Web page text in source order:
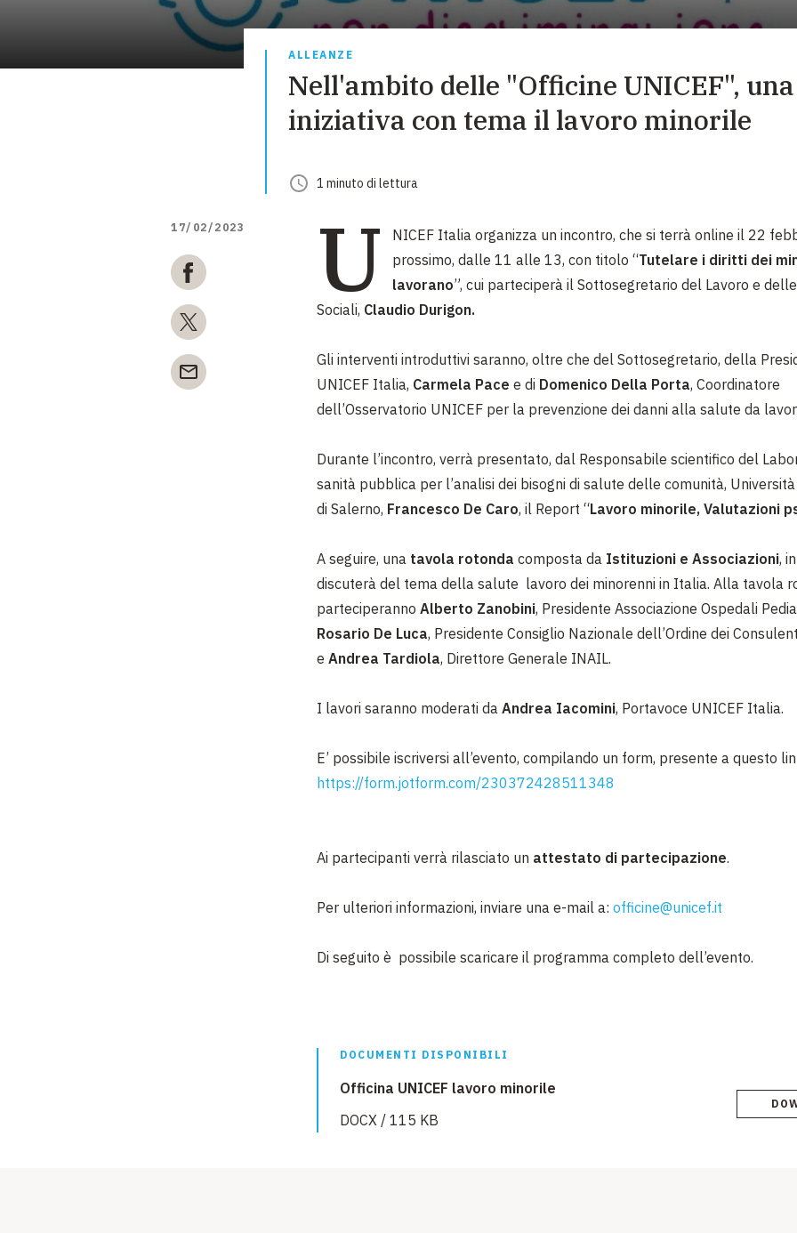
EMERGENZE
DIVERSI MODI PER DONARE. SCEGLI IL PIÙ
ALLEANZE
Nell'ambito delle "Officine UNICEF",
iniziativa con tema il lavoro minorile
1 minuto di lettura
17/02/2023 U
NICEF Italia organizza un incontro, che si terrà online il 22
prossimo, dalle 11 alle 13, con titolo “Tutelare i diritti dei
lavorano”, cui parteciperà il Sottosegretario del Lavoro e
Sociali, Claudio Durigon.
Gli interventi introduttivi saranno, oltre che del Sottosegretario, della
UNICEF Italia, Carmela Pace e di Domenico Della Porta, Coordinatore
dell’Osservatorio UNICEF per la prevenzione dei danni alla salute da
Durante l’incontro, verrà presentato, dal Responsabile scientifico del
sanità pubblica per l’analisi dei bisogni di salute delle comunità,
di Salerno, Francesco De Caro, il Report “Lavoro minorile, Valutazioni
A seguire, una tavola rotonda composta da Istituzioni e Associazioni,
discuterà del tema della salute lavoro dei minorenni in Italia. Alla tavola
parteciperanno Alberto Zanobini, Presidente Associazione Ospedali
Rosario De Luca, Presidente Consiglio Nazionale dell’Ordine dei
e Andrea Tardiola, Direttore Generale INAIL.
I lavori saranno moderati da Andrea Iacomini, Portavoce UNICEF Italia.
E’ possibile iscriversi all’evento, compilando un form, presente a questo
https://form.jotform.com/230372428511348
Ai partecipanti verrà rilasciato un attestato di partecipazione.
Per ulteriori informazioni, inviare una e-mail a: officine@unicef.it
Di seguito è possibile scaricare il programma completo dell’evento.
DOCUMENTI DISPONIBILI
Officina UNICEF lavoro minorile
DOCX / 115 KB